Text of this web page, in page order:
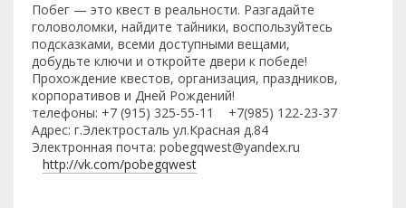
Побег — это квест в реальности. Разгадайте
головоломки, найдите тайники, воспользуйтесь
подсказками, всеми доступными вещами,
добудьте ключи и откройте двери к победе!
Прохождение квестов, организация, праздников,
корпоративов и Дней Рождений!
телефоны: +7 (915) 325-55-11 +7(985) 122-23-37
Адрес: г.Электросталь ул.Красная д.84
Электронная почта: pobegqwest@yandex.ru
http://vk.com/pobegqwest